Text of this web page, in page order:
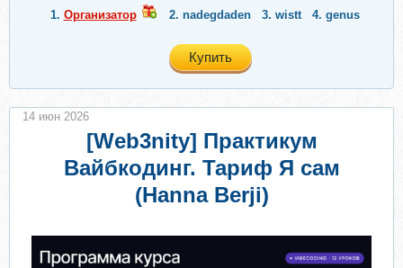
1. Организатор 2. nadegdaden 3. wistt 4. genus
Купить
[Web3nity] Практикум
Вайбкодинг. Тариф Я сам
(Hanna Berji)
14 июн 2026